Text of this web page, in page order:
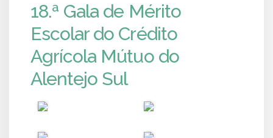
18.ª Gala de Mérito
Escolar do Crédito
Agrícola Mútuo do
Alentejo Sul